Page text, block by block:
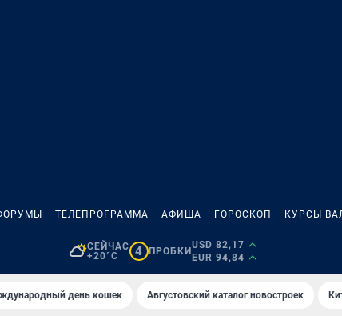
ТЕЛЕПРОГРАММА АФИША ГОРОСКОП КУРСЫ
СЕЙЧАС
+20°C
4 ПРОБКИ
USD 82,17
EUR 94,84
день кошек Августовский каталог новостроек